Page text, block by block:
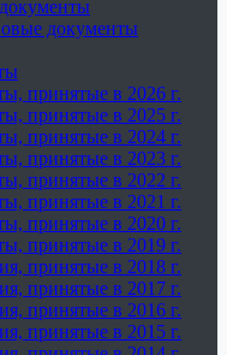
документы
принятые в 2026 г.
принятые в 2025 г.
принятые в 2024 г.
принятые в 2023 г.
принятые в 2022 г.
принятые в 2021 г.
принятые в 2020 г.
принятые в 2019 г.
принятые в 2018 г.
принятые в 2017 г.
принятые в 2016 г.
принятые в 2015 г.